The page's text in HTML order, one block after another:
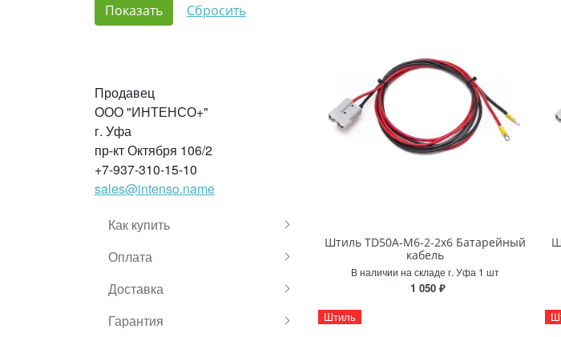
Продавец
ООО "ИНТЕНСО+"
г. Уфа
пр-кт Октября 106/2
+7-937-310-15-10
sales@intenso.name
Как купить
Оплата
Доставка
Гарантия
Штиль TD50А-М6-2-2х6 Батарейный
кабель
В наличии на складе г. Уфа 1 шт
1 050 ₽
Штиль